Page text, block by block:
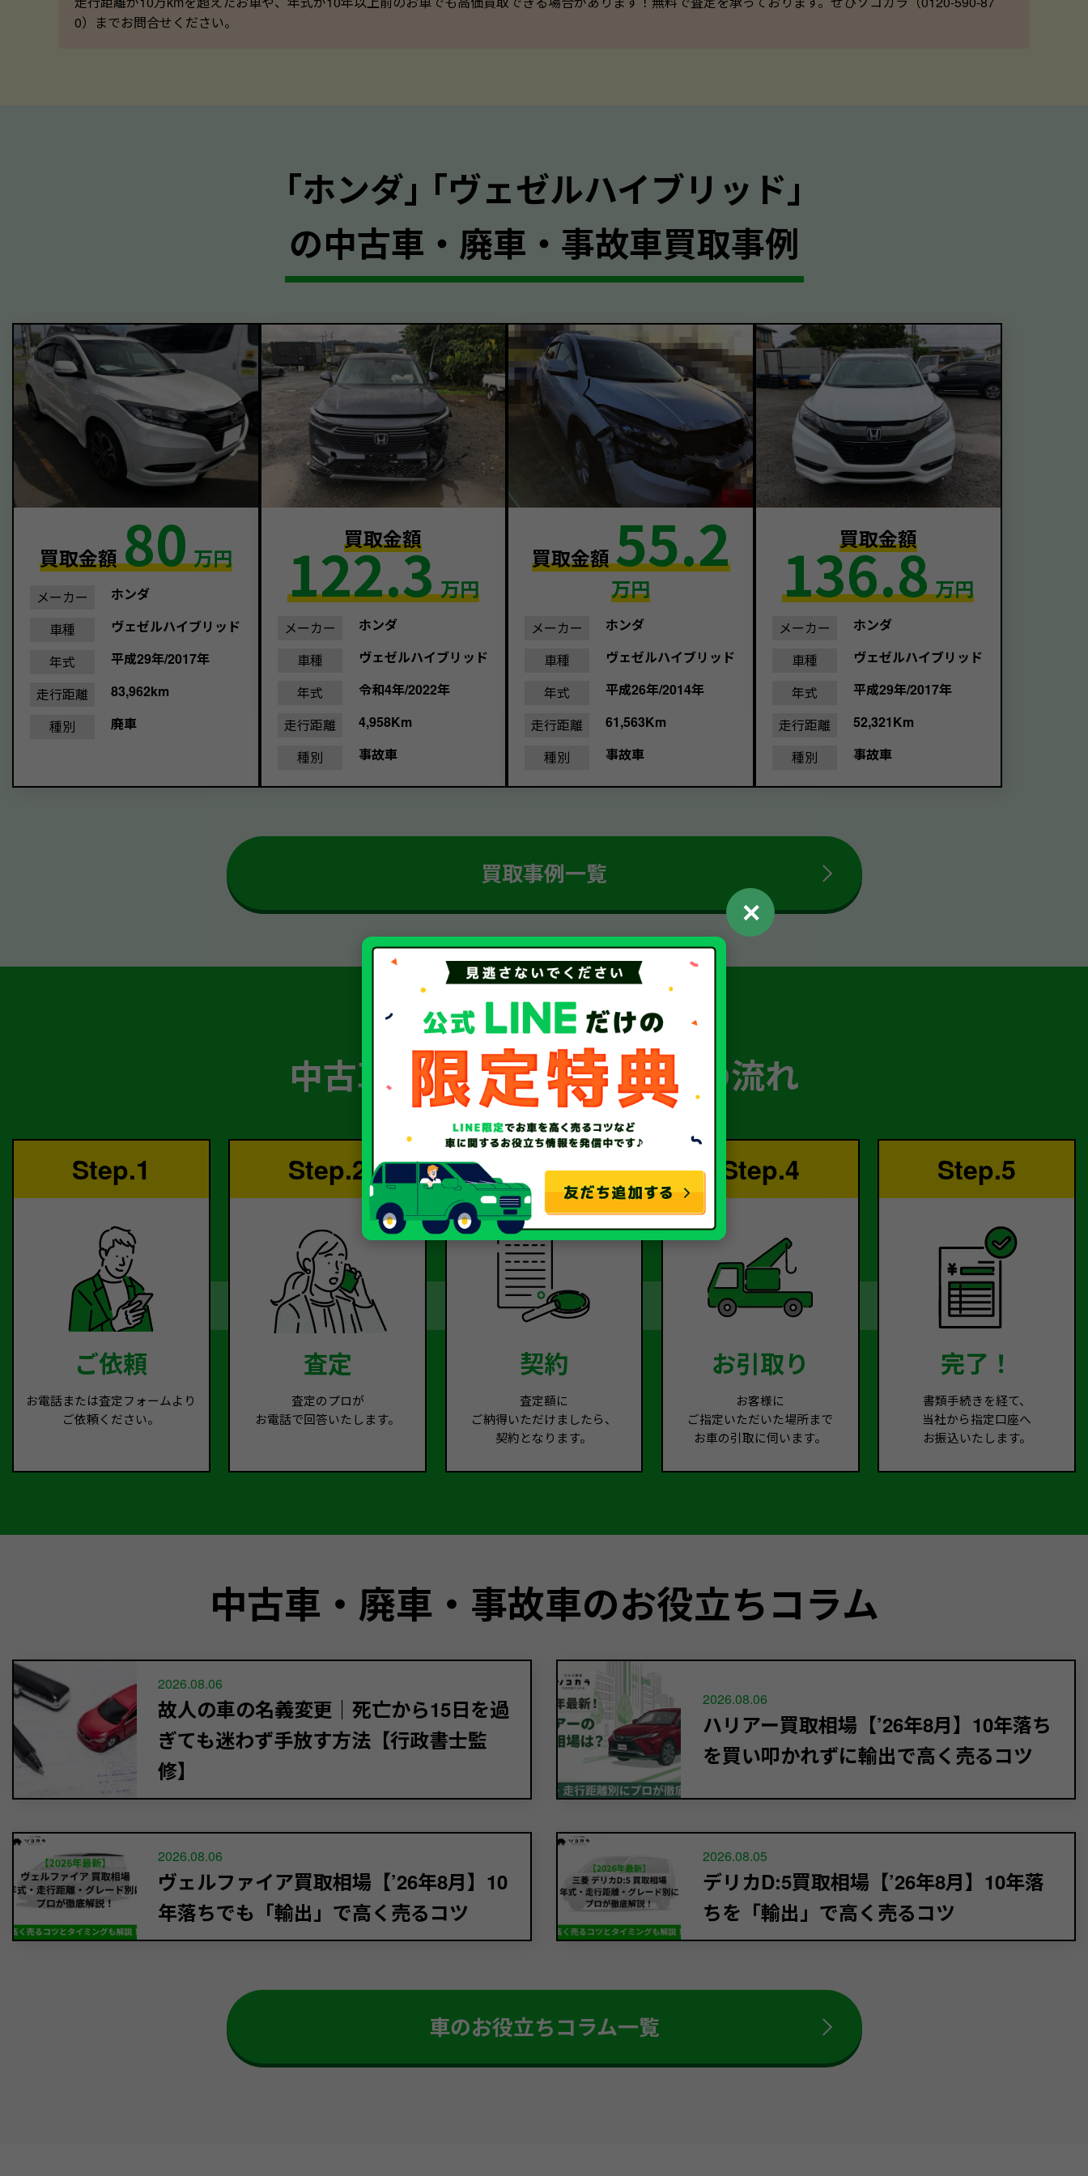
0）までお問合せください。
｢ホンダ｣ ｢ヴェゼルハイブリッド｣
の中古車・廃車・事故車買取事例
買取金額80 万円
メーカー
ホンダ
車種
ヴェゼルハイブリッド
年式
平成29年/2017年
走行距離
83,962km
種別
廃車
買取金額
122.3 万円
メーカー
ホンダ
車種
ヴェゼルハイブリッド
年式
令和4年/2022年
走行距離
4,958Km
種別
事故車
買取金額55.2
万円
メーカー
ホンダ
車種
ヴェゼルハイブリッド
年式
平成26年/2014年
走行距離
61,563Km
種別
事故車
買取金額
136.8 万円
メーカー
ホンダ
車種
ヴェゼルハイブリッド
年式
平成29年/2017年
走行距離
52,321Km
種別
事故車
買取事例一覧
簡単 5ステップ！
中古車・廃車・事故車買取の流れ
Step.1
ご依頼
お電話または査定フォームより
ご依頼ください。
Step.2
査定
査定のプロが
お電話で回答いたします。
Step.3
契約
査定額に
ご納得いただけましたら、
契約となります。
Step.4
お引取り
お客様に
ご指定いただいた場所まで
お車の引取に伺います。
Step.5
完了！
書類手続きを経て、
当社から指定口座へ
お振込いたします。
中古車・廃車・事故車のお役立ちコラム
2026.08.06
故人の車の名義変更｜死亡から15日を過
ぎても迷わず手放す方法【行政書士監
修】
2026.08.06
ハリアー買取相場【’26年8月】10年落ち
を買い叩かれずに輸出で高く売るコツ
2026.08.06
ヴェルファイア買取相場【’26年8月】10
年落ちでも「輸出」で高く売るコツ
2026.08.05
デリカD:5買取相場【’26年8月】10年落
ちを「輸出」で高く売るコツ
車のお役立ちコラム一覧
✕